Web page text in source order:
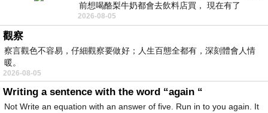
前想喝酪梨牛奶都會去飲料店買， 現在有了
imami 健康煮藝｜旗艦破壁智慧養生豆漿機，
2026-08-05
觀察
察言觀色不容易，仔細觀察要做好；人生百態全都有，深刻體會人情
暖。
2026-08-05
Writing a sentence with the word “again “
Not Write an equation with an answer of five. Run in to you again. It